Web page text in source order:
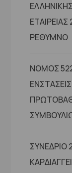
ΡΕΘΥΜΝΟ
ΝΟΜΟΣ
ΣΥΝΕΔΡΙΟ